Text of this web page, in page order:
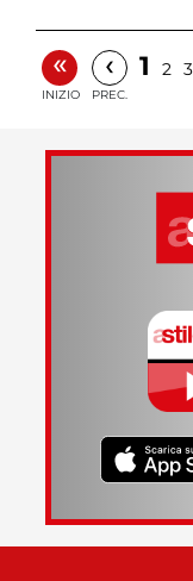
«
INIZIO
‹
PREC.
1 2 3